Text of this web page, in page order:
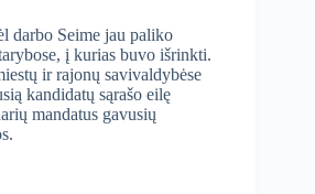
darbo Seime jau paliko
į kurias buvo išrinkti.
ir rajonų savivaldybėse
kandidatų sąrašo eilę
mandatus gavusių